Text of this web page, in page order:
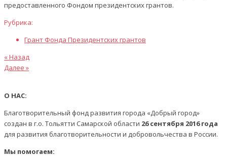
предоставленного Фондом президентских грантов.
Рубрика:
Грант Фонда Президентских грантов
Навигация
по
записям
Предыдущая
статья
« Назад
Следующая
Далее »
О НАС:
Благотворительный фонд развития города «Добрый город»
создан в г.о. Тольятти Самарской области 26 сентября 2016 года
для развития благотворительности и добровольчества в России.
Мы помогаем: